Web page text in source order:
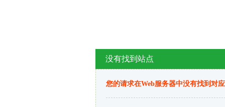
没有找到站点
您的请求在Web服务器中没有找到对